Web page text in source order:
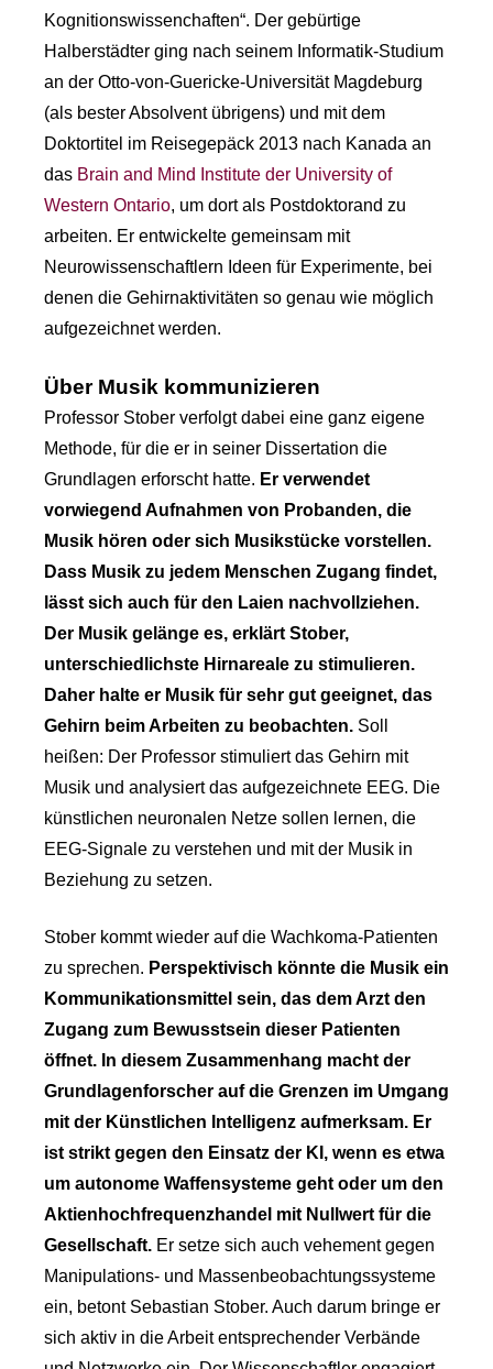
Kognitionswissenchaften“. Der gebürtige
Halberstädter ging nach seinem Informatik-Studium
an der Otto-von-Guericke-Universität Magdeburg
(als bester Absolvent übrigens) und mit dem
Doktortitel im Reisegepäck 2013 nach Kanada an
das Brain and Mind Institute der University of
Western Ontario, um dort als Postdoktorand zu
arbeiten. Er entwickelte gemeinsam mit
Neurowissenschaftlern Ideen für Experimente, bei
denen die Gehirnaktivitäten so genau wie möglich
aufgezeichnet werden.
Über Musik kommunizieren
Professor Stober verfolgt dabei eine ganz eigene
Methode, für die er in seiner Dissertation die
Grundlagen erforscht hatte. Er verwendet
vorwiegend Aufnahmen von Probanden, die
Musik hören oder sich Musikstücke vorstellen.
Dass Musik zu jedem Menschen Zugang findet,
lässt sich auch für den Laien nachvollziehen.
Der Musik gelänge es, erklärt Stober,
unterschiedlichste Hirnareale zu stimulieren.
Daher halte er Musik für sehr gut geeignet, das
Gehirn beim Arbeiten zu beobachten. Soll
heißen: Der Professor stimuliert das Gehirn mit
Musik und analysiert das aufgezeichnete EEG. Die
künstlichen neuronalen Netze sollen lernen, die
EEG-Signale zu verstehen und mit der Musik in
Beziehung zu setzen.
Stober kommt wieder auf die Wachkoma-Patienten
zu sprechen. Perspektivisch könnte die Musik ein
Kommunikationsmittel sein, das dem Arzt den
Zugang zum Bewusstsein dieser Patienten
öffnet. In diesem Zusammenhang macht der
Grundlagenforscher auf die Grenzen im Umgang
mit der Künstlichen Intelligenz aufmerksam. Er
ist strikt gegen den Einsatz der KI, wenn es etwa
um autonome Waffensysteme geht oder um den
Aktienhochfrequenzhandel mit Nullwert für die
Gesellschaft. Er setze sich auch vehement gegen
Manipulations- und Massenbeobachtungssysteme
ein, betont Sebastian Stober. Auch darum bringe er
sich aktiv in die Arbeit entsprechender Verbände